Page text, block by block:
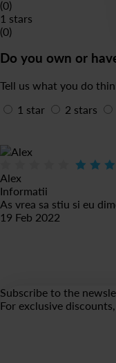
(0)
1 stars
(0)
Do you own or
Tell us what you do
1 star
2 stars
Alex
Informatii
As vrea sa stiu si eu
19 Feb 2022
Subscribe to the
For exclusive